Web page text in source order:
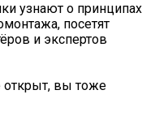
узнают о принципах
посетят
и экспертов
вы тоже